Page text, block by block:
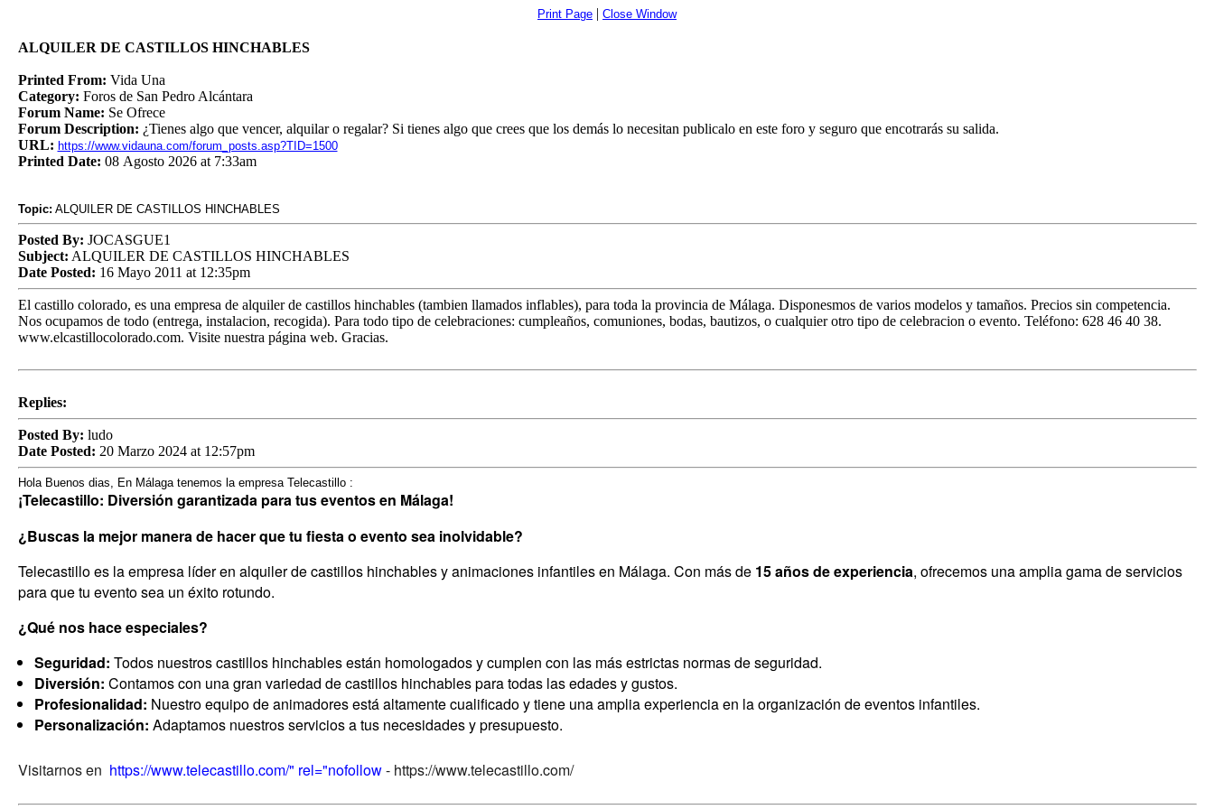
Print Page | Close Window
ALQUILER DE CASTILLOS HINCHABLES
Printed From: Vida Una
Category: Foros de San Pedro Alcántara
Forum Name: Se Ofrece
Forum Description: ¿Tienes algo que vencer, alquilar o regalar? Si tienes algo que crees que los demás lo necesitan publicalo en este foro y seguro que encotrarás su salida.
URL: https://www.vidauna.com/forum_posts.asp?TID=1500
Printed Date: 08 Agosto 2026 at 7:33am
Topic: ALQUILER DE CASTILLOS HINCHABLES
Posted By: JOCASGUE1
Subject: ALQUILER DE CASTILLOS HINCHABLES
Date Posted: 16 Mayo 2011 at 12:35pm
El castillo colorado, es una empresa de alquiler de castillos hinchables (tambien llamados inflables), para toda la provincia de Málaga. Disponesmos de varios modelos y tamaños. Precios sin competencia.
Nos ocupamos de todo (entrega, instalacion, recogida). Para todo tipo de celebraciones: cumpleaños, comuniones, bodas, bautizos, o cualquier otro tipo de celebracion o evento. Teléfono: 628 46 40 38.
www.elcastillocolorado.com. Visite nuestra página web. Gracias.
Replies:
Posted By: ludo
Date Posted: 20 Marzo 2024 at 12:57pm
Hola Buenos dias, En Málaga tenemos la empresa Telecastillo :
¡Telecastillo: Diversión garantizada para tus eventos en Málaga!
¿Buscas la mejor manera de hacer que tu fiesta o evento sea inolvidable?
Telecastillo es la empresa líder en alquiler de castillos hinchables y animaciones infantiles en Málaga. Con más de 15 años de experiencia, ofrecemos una amplia gama de servicios
para que tu evento sea un éxito rotundo.
¿Qué nos hace especiales?
Seguridad: Todos nuestros castillos hinchables están homologados y cumplen con las más estrictas normas de seguridad.
Diversión: Contamos con una gran variedad de castillos hinchables para todas las edades y gustos.
Profesionalidad: Nuestro equipo de animadores está altamente cualificado y tiene una amplia experiencia en la organización de eventos infantiles.
Personalización: Adaptamos nuestros servicios a tus necesidades y presupuesto.
Visitarnos en https://www.telecastillo.com/" rel="nofollow- https://www.telecastillo.com/